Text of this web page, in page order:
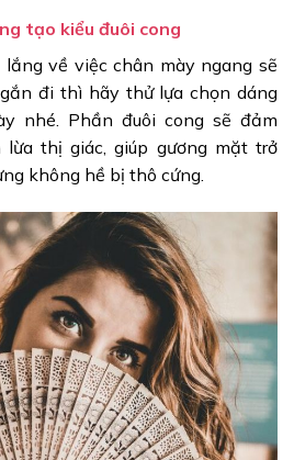
tạo kiểu đuôi cong
về việc chân mày ngang sẽ
đi thì hãy thử lựa chọn dáng
nhé. Phần đuôi cong sẽ đảm
thị giác, giúp gương mặt trở
không hề bị thô cứng.